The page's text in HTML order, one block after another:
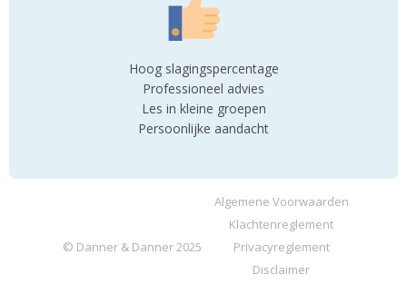
Hoog slagingspercentage
Professioneel advies
Les in kleine groepen
Persoonlijke aandacht
© Danner & Danner 2025
Algemene Voorwaarden
Klachtenreglement
Privacyreglement
Disclaimer